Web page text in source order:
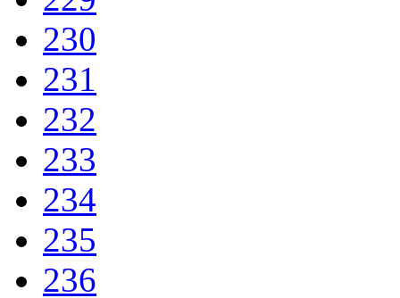
230
231
232
233
234
235
236